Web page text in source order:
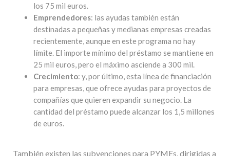
los 75 mil euros.
Emprendedores: las ayudas también están
destinadas a pequeñas y medianas empresas creadas
recientemente, aunque en este programa no hay
límite. El importe mínimo del préstamo se mantiene en
25 mil euros, pero el máximo asciende a 300 mil.
Crecimiento: y, por último, esta línea de financiación
para empresas, que ofrece ayudas para proyectos de
compañías que quieren expandir su negocio. La
cantidad del préstamo puede alcanzar los 1,5 millones
de euros.
También existen las subvenciones para PYMEs, dirigidas a